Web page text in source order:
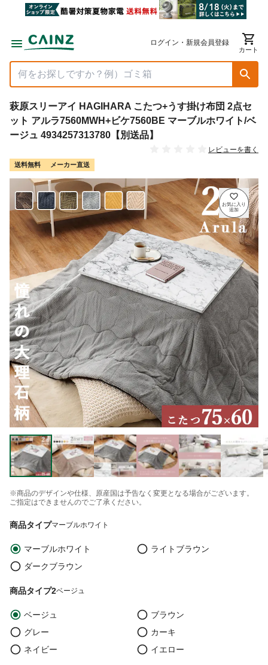
ログイン・新規会員登録
カート
萩原スリーアイ HAGIHARA こたつ+うす掛け布団 2点セ
ット アルラ7560MWH+ビケ7560BE マーブルホワイト/ベ
ージュ 4934257313780【別送品】
レビューを書く
送料無料 メーカー直送
※商品のデザインや仕様、原産国は予告なく変更となる場合がございます。
ご指定はできませんのでご了承ください。
商品タイプマーブルホワイト
マーブルホワイト
ライトブラウン
ダークブラウン
商品タイプ2ベージュ
ベージュ
ブラウン
グレー
カーキ
ネイビー
イエロー